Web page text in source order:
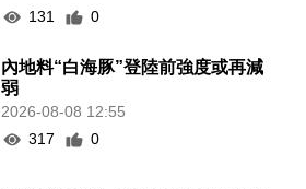
131
0
內地料“白海豚”登陸前強度或再減
弱
2026-08-08 12:55
317
0